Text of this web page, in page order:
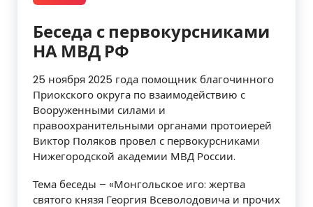
Беседа с первокурсниками
НА МВД РФ
25 ноября 2025 года помощник благочинного
Приокского округа по взаимодействию с
Вооруженными силами и
правоохранительными органами протоиерей
Виктор Поляков провел с первокурсниками
Нижегородской академии МВД России.
Тема беседы – «Монгольское иго: жертва
святого князя Георгия Всеволодовича и прочих